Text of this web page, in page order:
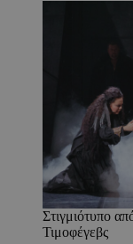
Στιγμιότυπο
Τιμοφέγεβς